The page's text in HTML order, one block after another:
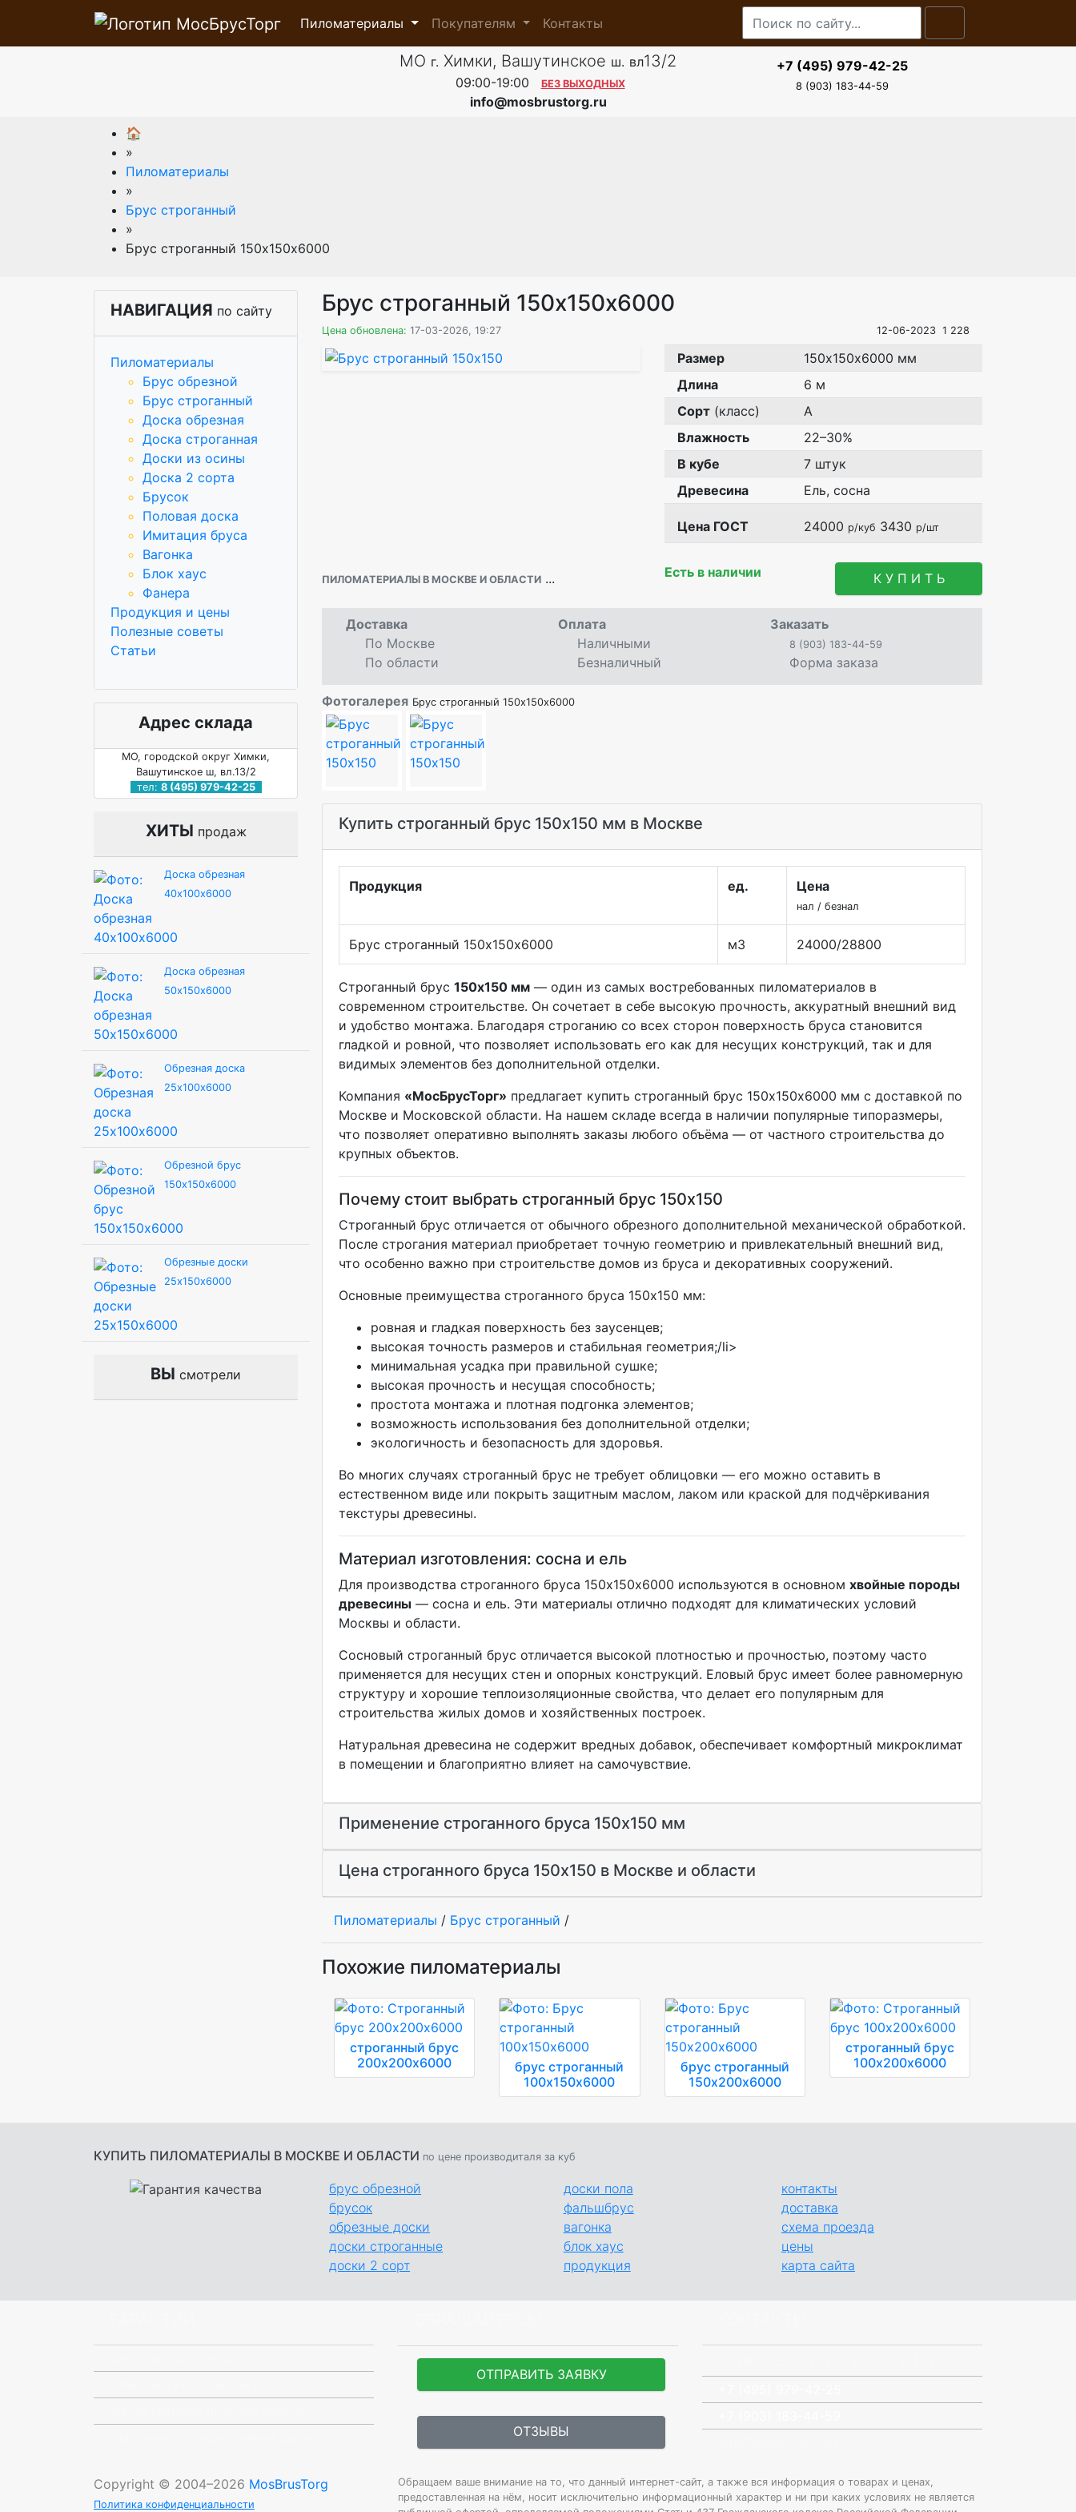
Пиломатериалы Покупателям Контакты
МО г. Химки, Вашутинское ш. вл13/2
09:00-19:00 БЕЗ ВЫХОДНЫХ
info@mosbrustorg.ru
+7 (495) 979-42-25
8 (903) 183-44-59
🏠
»
Пиломатериалы
»
Брус строганный
»
Брус строганный 150х150х6000
НАВИГАЦИЯ по сайту
Пиломатериалы
Брус обрезной
Брус строганный
Доска обрезная
Доска строганная
Доски из осины
Доска 2 сорта
Брусок
Половая доска
Имитация бруса
Вагонка
Блок хаус
Фанера
Продукция и цены
Полезные советы
Статьи
Адрес склада
МО, городской округ Химки,
Вашутинское ш, вл.13/2
тел: 8 (495) 979-42-25
ХИТЫ продаж
Доска обрезная
40х100х6000
Доска обрезная
50х150х6000
Обрезная доска
25х100х6000
Обрезной брус
150х150х6000
Обрезные доски
25х150х6000
ВЫ смотрели
Брус строганный 150х150х6000
Цена обновлена: 17-03-2026, 19:27 1 228
12-06-2023
Размер
150х150х6000 мм
Длина
6 м
Сорт(класс)
А
Влажность
22–30%
В кубе
7 штук
Древесина
Ель, сосна
Цена ГОСТ 24000 р/куб 3430 р/шт
ПИЛОМАТЕРИАЛЫ В МОСКВЕ И ОБЛАСТИ ... Есть в наличии К У П И Т Ь
Доставка
По Москве
По области
Оплата
Наличными
Безналичный
Заказать
8 (903) 183-44-59
Форма заказа
Фотогалерея Брус строганный 150х150х6000
Купить строганный брус 150х150 мм в Москве
Продукция ед. Цена
нал / безнал
Брус строганный 150х150х6000 м3 24000/28800
Строганный брус 150х150 мм — один из самых востребованных пиломатериалов в
современном строительстве. Он сочетает в себе высокую прочность, аккуратный внешний вид
и удобство монтажа. Благодаря строганию со всех сторон поверхность бруса становится
гладкой и ровной, что позволяет использовать его как для несущих конструкций, так и для
видимых элементов без дополнительной отделки.
Компания «МосБрусТорг» предлагает купить строганный брус 150х150х6000 мм с доставкой по
Москве и Московской области. На нашем складе всегда в наличии популярные типоразмеры,
что позволяет оперативно выполнять заказы любого объёма — от частного строительства до
крупных объектов.
Почему стоит выбрать строганный брус 150х150
Строганный брус отличается от обычного обрезного дополнительной механической обработкой.
После строгания материал приобретает точную геометрию и привлекательный внешний вид,
что особенно важно при строительстве домов из бруса и декоративных сооружений.
Основные преимущества строганного бруса 150х150 мм:
ровная и гладкая поверхность без заусенцев;
высокая точность размеров и стабильная геометрия;/li>
минимальная усадка при правильной сушке;
высокая прочность и несущая способность;
простота монтажа и плотная подгонка элементов;
возможность использования без дополнительной отделки;
экологичность и безопасность для здоровья.
Во многих случаях строганный брус не требует облицовки — его можно оставить в
естественном виде или покрыть защитным маслом, лаком или краской для подчёркивания
текстуры древесины.
Материал изготовления: сосна и ель
Для производства строганного бруса 150х150х6000 используются в основном хвойные породы
древесины — сосна и ель. Эти материалы отлично подходят для климатических условий
Москвы и области.
Сосновый строганный брус отличается высокой плотностью и прочностью, поэтому часто
применяется для несущих стен и опорных конструкций. Еловый брус имеет более равномерную
структуру и хорошие теплоизоляционные свойства, что делает его популярным для
строительства жилых домов и хозяйственных построек.
Натуральная древесина не содержит вредных добавок, обеспечивает комфортный микроклимат
в помещении и благоприятно влияет на самочувствие.
Применение строганного бруса 150х150 мм
Цена строганного бруса 150х150 в Москве и области
Пиломатериалы / Брус строганный /
Похожие пиломатериалы
строганный брус
200х200х6000
брус строганный
100х150х6000
брус строганный
150х200х6000
строганный брус
100х200х6000
КУПИТЬ ПИЛОМАТЕРИАЛЫ В МОСКВЕ И ОБЛАСТИ по цене производиталя за куб
брус обрезной
брусок
обрезные доски
доски строганные
доски 2 сорт
доски пола
фальшбрус
вагонка
блок хаус
продукция
контакты
доставка
схема проезда
цены
карта сайта
ОТПРАВИТЬ ЗАЯВКУ
ОТЗЫВЫ
Copyright © 2004–2026 MosBrusTorg
Политика конфиденциальности
Обращаем ваше внимание на то, что данный интернет-сайт, а также вся информация о товарах и ценах,
предоставленная на нём, носит исключительно информационный характер и ни при каких условиях не является